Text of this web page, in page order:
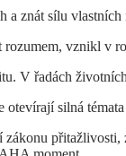
znát sílu
vznikl v
V řadách
silná